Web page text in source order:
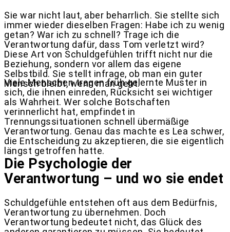
Sie war nicht laut, aber beharrlich. Sie stellte sich
immer wieder dieselben Fragen: Habe ich zu wenig
getan? War ich zu schnell? Trage ich die
Verantwortung dafür, dass Tom verletzt wird?
Diese Art von Schuldgefühlen trifft nicht nur die
Beziehung, sondern vor allem das eigene
Selbstbild. Sie stellt infrage, ob man ein guter
Mensch bleibt, wenn man geht.
Viele Menschen tragen früh gelernte Muster in
sich, die ihnen einreden, Rücksicht sei wichtiger
als Wahrheit. Wer solche Botschaften
verinnerlicht hat, empfindet in
Trennungssituationen schnell übermäßige
Verantwortung. Genau das machte es Lea schwer,
die Entscheidung zu akzeptieren, die sie eigentlich
längst getroffen hatte.
Die Psychologie der
Verantwortung – und wo sie endet
Schuldgefühle entstehen oft aus dem Bedürfnis,
Verantwortung zu übernehmen. Doch
Verantwortung bedeutet nicht, das Glück des